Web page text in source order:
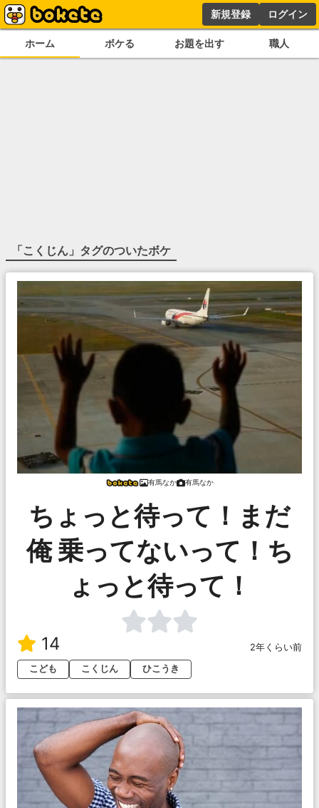
新規登録 ログイン
ホーム ボケる お題を出す 職人
「こくじん 」タグのついたボケ
有馬なか 有馬なか
ちょっと待って！まだ
俺 乗ってないって！ち
ょっと待って！
14
2年くらい前
こども
こくじん ひこうき